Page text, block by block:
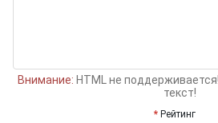
Внимание: HTML не
текст!
Рейтинг